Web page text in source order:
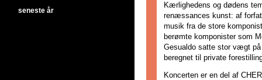
Kærlighedens og dødens
renæssances kunst: af
musik fra de store
berømte komponister som
Gesualdo satte stor vægt på
beregnet til private
Koncerten er en del af
seneste år